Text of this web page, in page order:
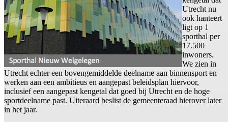
Utrecht nu
ook hanteert
ligt op 1
sporthal per
17.500
inwoners.
We zien in
Utrecht echter een bovengemiddelde deelname aan binnensport en
werken aan een ambitieus en aangepast beleidsplan hiervoor,
inclusief een aangepast kengetal dat goed bij Utrecht en de hoge
sportdeelname past. Uiteraard beslist de gemeenteraad hierover later
in het jaar.